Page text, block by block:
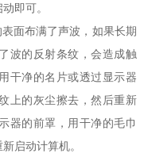
即可。
面布满了声波，如果长期
波的反射条纹，会造成触
干净的名片或透过显示器
上的灰尘擦去，然后重新
器的前罩，用干净的毛巾
启动计算机。